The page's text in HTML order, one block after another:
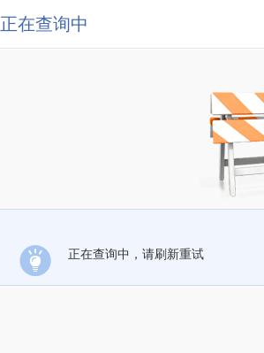
正在查询中
正在查询中，请刷新重试